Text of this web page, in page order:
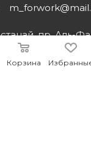
пр. Аль-
Корзина